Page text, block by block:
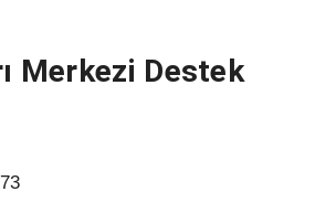
Merkezi Destek